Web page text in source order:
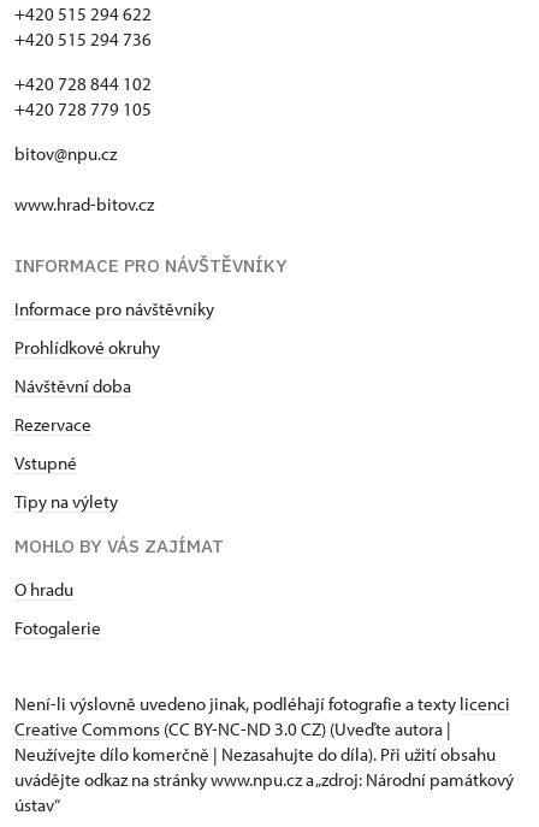
+420 515 294 622
+420 515 294 736
+420 728 844 102
+420 728 779 105
bitov@npu.cz
www.hrad-bitov.cz
INFORMACE PRO NÁVŠTĚVNÍKY
Informace pro návštěvníky
Prohlídkové okruhy
Návštěvní doba
Rezervace
Vstupné
Tipy na výlety
MOHLO BY VÁS ZAJÍMAT
O hradu
Fotogalerie
Není-li výslovně uvedeno jinak, podléhají fotografie a texty licenci
Creative Commons (CC BY-NC-ND 3.0 CZ) (Uveďte autora |
Neužívejte dílo komerčně | Nezasahujte do díla). Při užití obsahu
uvádějte odkaz na stránky www.npu.cz a „zdroj: Národní památkový
ústav“